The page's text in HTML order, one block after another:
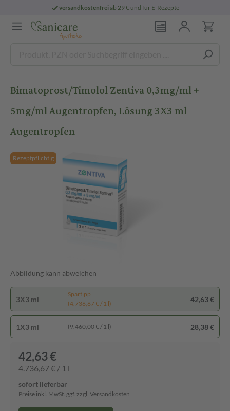
versandkostenfreiab 29 € und für E-Rezepte
Bimatoprost/Timolol Zentiva 0,3mg/ml +
5mg/ml Augentropfen, Lösung 3X3 ml
Augentropfen
Rezeptpflichtig
Abbildung kann abweichen
3X3 ml
Spartipp
(4.736,67 € / 1 l)
42,63 €
1X3 ml (9.460,00 € / 1 l) 28,38 €
42,63 €
4.736,67 € / 1 l
sofort lieferbar
Preise inkl. MwSt. ggf. zzgl. Versandkosten